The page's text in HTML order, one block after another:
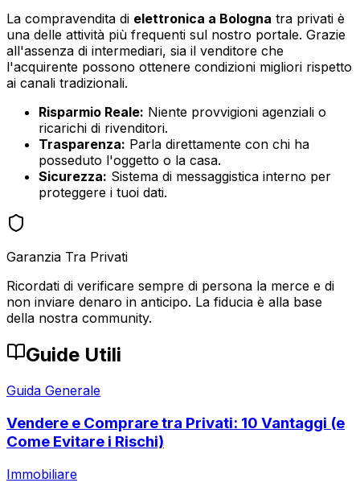
La compravendita di elettronica a Bologna tra privati è
una delle attività più frequenti sul nostro portale. Grazie
all'assenza di intermediari, sia il venditore che
l'acquirente possono ottenere condizioni migliori rispetto
ai canali tradizionali.
Risparmio Reale: Niente provvigioni agenziali o
ricarichi di rivenditori.
Trasparenza: Parla direttamente con chi ha
posseduto l'oggetto o la casa.
Sicurezza: Sistema di messaggistica interno per
proteggere i tuoi dati.
Garanzia Tra Privati
Ricordati di verificare sempre di persona la merce e di
non inviare denaro in anticipo. La fiducia è alla base
della nostra community.
Guide Utili
Guida Generale
Vendere e Comprare tra Privati: 10 Vantaggi (e
Come Evitare i Rischi)
Immobiliare